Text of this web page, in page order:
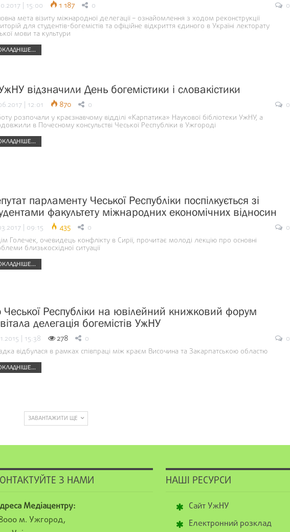
| 15:00 1 187 0
0
мета візиту міжнародної делегації – ознайомлення з ходом реконструкції
для студентів-богемістів та офіційне відкриття єдиного в Україні лекторату
мови та культури
відзначили День богемістики і словакістики
| 12:01 870 0
0
розпочали у краєзнавчому відділі «Карпатика» Наукової бібліотеки УжНУ, а
в Почесному консульстві Чеської Республіки в Ужгороді
парламенту Чеської Республіки поспілкується зі
факультету міжнародних економічних відносин
| 09:15 435 0
0
Голечек, очевидець конфлікту в Сирії, прочитає молоді лекцію про основні
близькосхідної ситуації
Чеської Республіки на ювілейний книжковий форум
делегація богемістів УжНУ
| 15:38 278 0
0
відбулася в рамках співпраці між краєм Височина та Закарпатською областю
ЗАВАНТАЖИТИ ЩЕ
З НАМИ
Медіацентру:
м. Ужгород,
НАШІ РЕСУРСИ
Сайт УжНУ
Електронний розклад